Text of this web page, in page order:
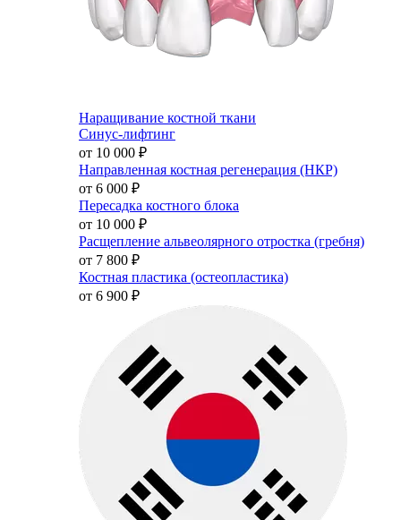
Наращивание костной ткани
Синус-лифтинг
от 10 000 ₽
Направленная костная регенерация (НКР)
от 6 000 ₽
Пересадка костного блока
от 10 000 ₽
Расщепление альвеолярного отростка (гребня)
от 7 800 ₽
Костная пластика (остеопластика)
от 6 900 ₽